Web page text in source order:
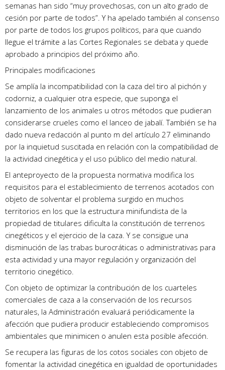
semanas han sido “muy provechosas, con un alto grado de
cesión por parte de todos”. Y ha apelado también al consenso
por parte de todos los grupos políticos, para que cuando
llegue el trámite a las Cortes Regionales se debata y quede
aprobado a principios del próximo año.
Principales modificaciones
Se amplía la incompatibilidad con la caza del tiro al pichón y
codorniz, a cualquier otra especie, que suponga el
lanzamiento de los animales u otros métodos que pudieran
considerarse crueles como el lanceo de jabalí. También se ha
dado nueva redacción al punto m del artículo 27 eliminando
por la inquietud suscitada en relación con la compatibilidad de
la actividad cinegética y el uso público del medio natural.
El anteproyecto de la propuesta normativa modifica los
requisitos para el establecimiento de terrenos acotados con
objeto de solventar el problema surgido en muchos
territorios en los que la estructura minifundista de la
propiedad de titulares dificulta la constitución de terrenos
cinegéticos y el ejercicio de la caza. Y se consigue una
disminución de las trabas burocráticas o administrativas para
esta actividad y una mayor regulación y organización del
territorio cinegético.
Con objeto de optimizar la contribución de los cuarteles
comerciales de caza a la conservación de los recursos
naturales, la Administración evaluará periódicamente la
afección que pudiera producir estableciendo compromisos
ambientales que minimicen o anulen esta posible afección.
Se recupera las figuras de los cotos sociales con objeto de
fomentar la actividad cinegética en igualdad de oportunidades